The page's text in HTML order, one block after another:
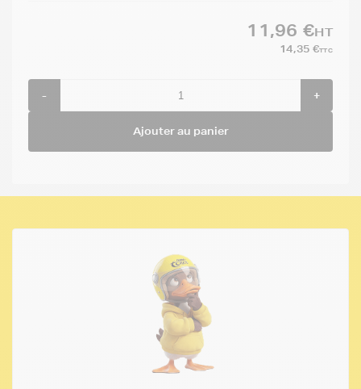
11,96 €HT
14,35 €TTC
- +
Ajouter au panier